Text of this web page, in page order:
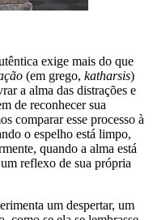
exige mais do que
(em grego, katharsis)
a alma das distrações e
de reconhecer sua
comparar esse processo à
o espelho está limpo,
quando a alma está
reflexo de sua própria
um despertar, um